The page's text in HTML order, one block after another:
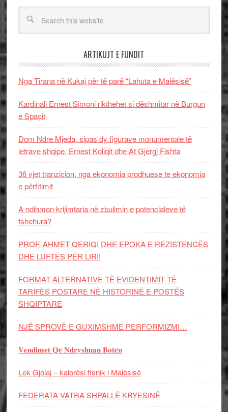
ARTIKUJT E FUNDIT
Nga Tirana në Kukaj për të parë “Lahuta e Malësisë”
Kardinali Ernest Simoni rikthehet si dëshmitar në Burgun
e Spaçit
Dom Ndre Mjeda, sipas dy figurave monumentale të
letrave shqipe, Ernest Koliqit dhe At Gjergj Fishta
36 vjet tranzicion, nga ekonomia prodhuese te ekonomia
e përfitimit
A ndihmon krijimtaria në zbulimin e potencialeve të
fshehura?
PROF. AHMET QERIQI DHE EPOKA E REZISTENCЁS
DHE LUFTЁS PЁR LIRI!
FORMAT ALTERNATIVE TË EVIDENTIMIT TË
TARIFËS POSTARE NË HISTORINË E POSTËS
SHQIPTARE
NJË SPROVË E GUXIMSHME PERFORMIZMI…
𝐕𝐞𝐧𝐝𝐢𝐦𝐞𝐭 𝐐𝐞̈ 𝐍𝐝𝐫𝐲𝐬𝐡𝐮𝐚𝐧 𝐁𝐨𝐭𝐞̈𝐧
Lek Gjolaj – kalorësi fisnik i Malësisë
FEDERATA VATRA SHPALLË KRYESINË